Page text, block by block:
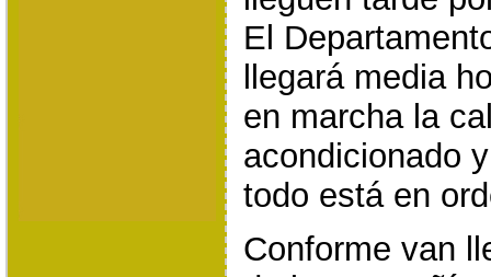
El
llegará media
en marcha la
acondicionado
todo está en
Conforme van